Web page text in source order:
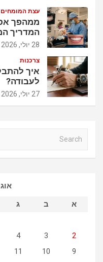
עצת המומחים
ממהפך
המדריך
28 יולי, 2026
צרכנות
איך
לעבודה?
27 יולי, 2026
א
ב ג
2
3
4
9
10
11